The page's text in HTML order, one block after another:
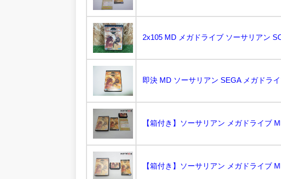
即決 MD ソーサリアン SEGA メガドラ
【箱付き】ソーサリアン メガドライブ
【箱付き】ソーサリアン メガドライブ